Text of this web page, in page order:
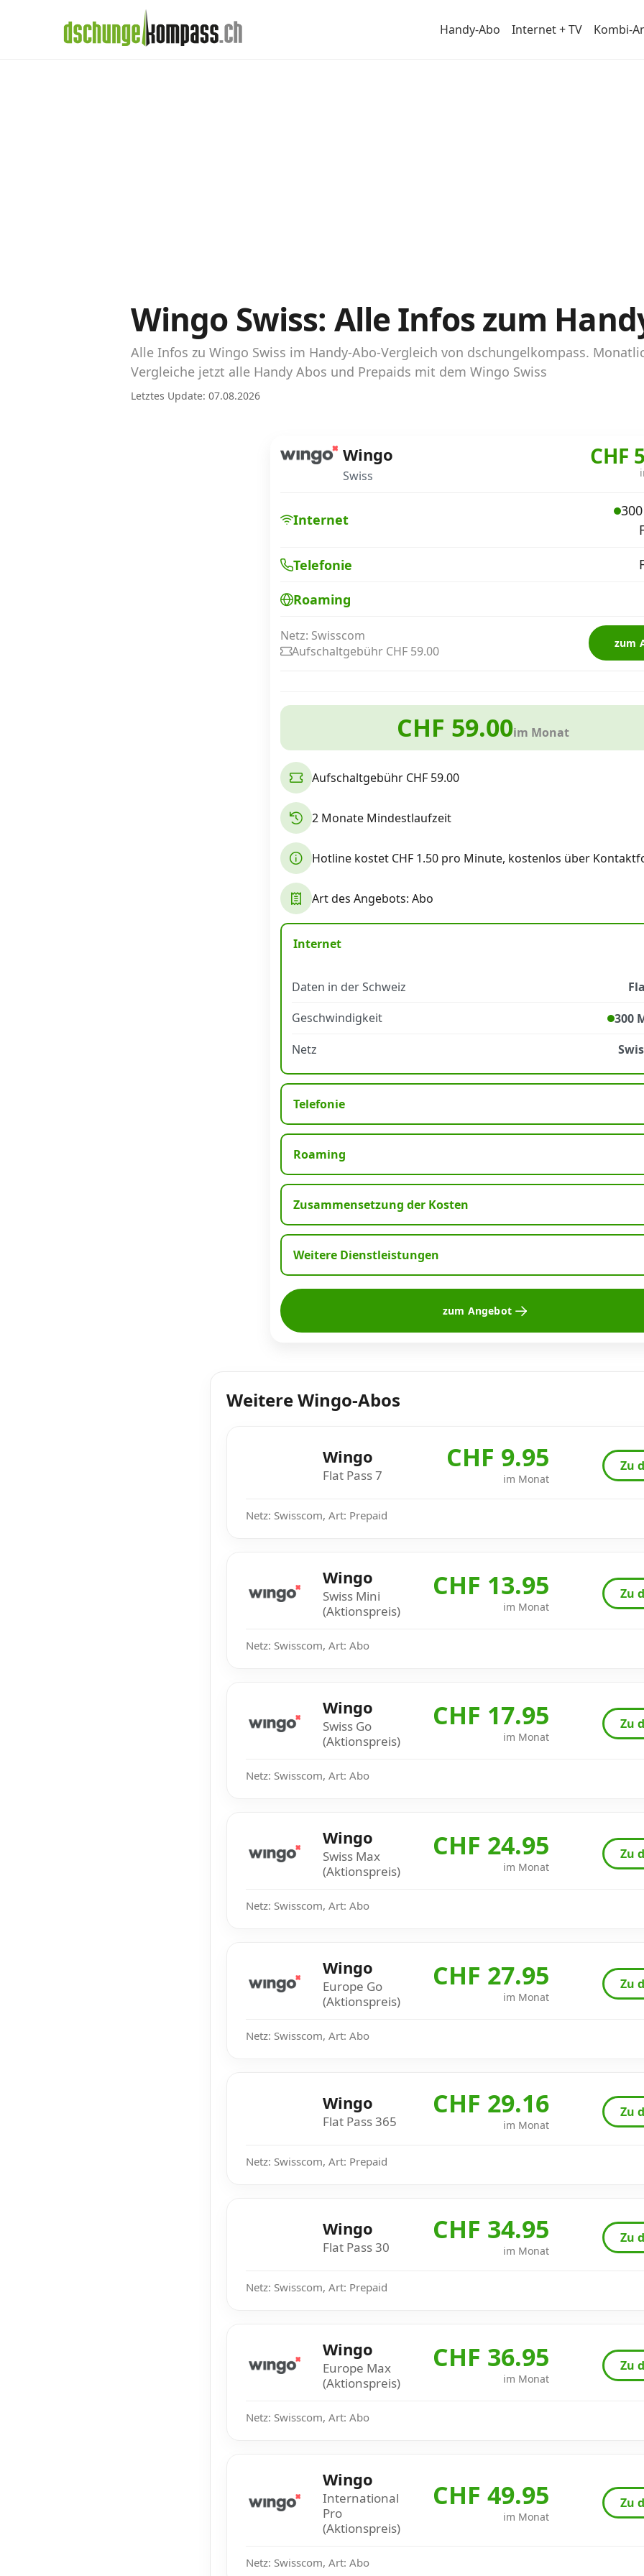
Handy-Abo Internet + TV Kombi-
Daten-Abos vergleichen
Abos für Tablets, Hotspots und Smart
Tarifrechner Handy-Abo
Der gute alte Tarifrechner im neuen Design
Handy-Abo kündigen oder wechseln
Wingo Swiss: Alle Infos zum
Alle Infos zu Wingo Swiss im Handy-Abo-Vergleich von dschungelkompass.
Vergleiche jetzt alle Handy Abos und Prepaids mit dem Wingo Swiss
Letztes Update: 07.08.2026
Wingo
Swiss
CHF
Internet
Telefonie
Roaming
Netz: Swisscom
Aufschaltgebühr CHF 59.00
zum
CHF 59.00im Monat
Aufschaltgebühr CHF 59.00
2 Monate Mindestlaufzeit
Hotline kostet CHF 1.50 pro Minute, kostenlos über
Art des Angebots: Abo
Internet
Daten in der Schweiz
Geschwindigkeit
300
Netz
Telefonie
Roaming
Zusammensetzung der Kosten
Weitere Dienstleistungen
zum Angebot
Weitere Wingo-Abos
Wingo
Flat Pass 7
CHF 9.95
im Monat
Zu
Netz: Swisscom, Art: Prepaid
Wingo
Swiss Mini
(Aktionspreis)
CHF 13.95
im Monat
Zu
Netz: Swisscom, Art: Abo
Wingo
Swiss Go
(Aktionspreis)
CHF 17.95
im Monat
Zu
Netz: Swisscom, Art: Abo
Wingo
Swiss Max
(Aktionspreis)
CHF 24.95
im Monat
Zu
Netz: Swisscom, Art: Abo
Wingo
Europe Go
(Aktionspreis)
CHF 27.95
im Monat
Zu
Netz: Swisscom, Art: Abo
Wingo
Flat Pass 365
CHF 29.16
im Monat
Zu
Netz: Swisscom, Art: Prepaid
Wingo
Flat Pass 30
CHF 34.95
im Monat
Zu
Netz: Swisscom, Art: Prepaid
Wingo
Europe Max
(Aktionspreis)
CHF 36.95
im Monat
Zu
Netz: Swisscom, Art: Abo
Wingo
International
Pro
(Aktionspreis)
CHF 49.95
im Monat
Zu
Netz: Swisscom, Art: Abo